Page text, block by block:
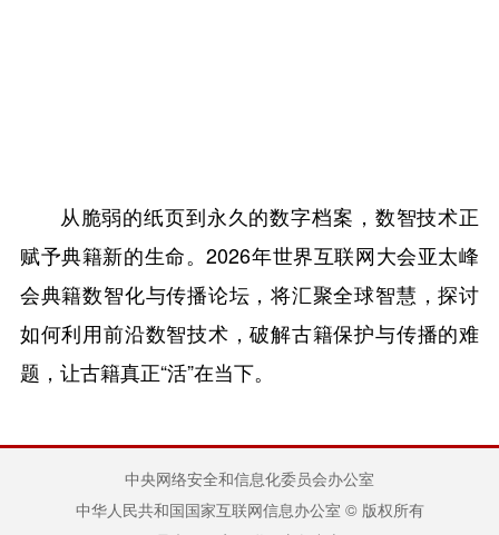
从脆弱的纸页到永久的数字档案，数智技术正
赋予典籍新的生命。2026年世界互联网大会亚太峰
会典籍数智化与传播论坛，将汇聚全球智慧，探讨
如何利用前沿数智技术，破解古籍保护与传播的难
题，让古籍真正“活”在当下。
中央网络安全和信息化委员会办公室
中华人民共和国国家互联网信息办公室 © 版权所有